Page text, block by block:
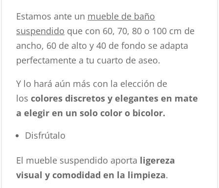
Estamos ante un mueble de baño
suspendido que con 60, 70, 80 o 100 cm de
ancho, 60 de alto y 40 de fondo se adapta
perfectamente a tu cuarto de aseo.
Y lo hará aún más con la elección de
los colores discretos y elegantes en mate
a elegir en un solo color o bicolor.
Disfrútalo
El mueble suspendido aporta ligereza
visual y comodidad en la limpieza.